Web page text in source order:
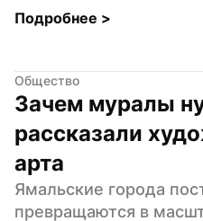
Подробнее >
Общество
Зачем муралы
рассказали
арта
Ямальские города
превращаются в